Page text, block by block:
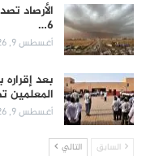
الأرصاد
6…
أغسطس 9, 2026
بعد
المعلمين
أغسطس 9, 2026
السابق التالي